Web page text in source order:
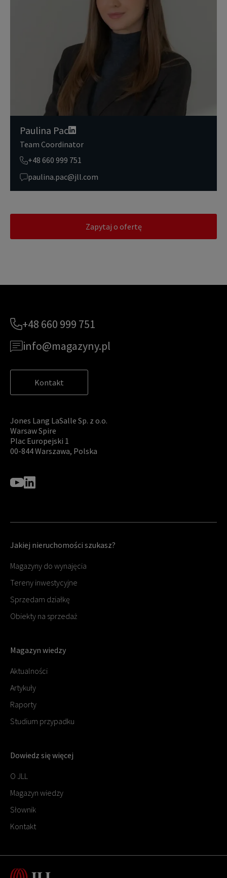
Dokładamy wszelkich starań, aby dane osobowe były bezpieczne,
zapewniamy odpowiedni poziom ich ochrony i przechowujemy je
tylko przez czas niezbędny do realizacji zapytania z uzasadnionyc
h powodów biznesowych lub prawnych. Następnie usuwamy je w s
posób bezpieczny i pewny. Aby uzyskać więcej informacji na temat
danych osobowych przetwarzanych przez JLL, prosimy zapoznać
zasadami ochrony prywatności.
Paulina Pac
Team Coordinator
+48 660 999 751
paulina.pac@jll.com
Zapytaj o ofertę
+48 660 999 751
info@magazyny.pl
Kontakt
Jones Lang LaSalle Sp. z o.o.
Warsaw Spire
Plac Europejski 1
00-844 Warszawa, Polska
Jakiej nieruchomości szukasz?
Magazyny do wynajęcia
Tereny inwestycyjne
Sprzedam działkę
Obiekty na sprzedaż
Magazyn wiedzy
Aktualności
Artykuły
Raporty
Studium przypadku
Dowiedz się więcej
O JLL
Magazyn wiedzy
Słownik
Kontakt